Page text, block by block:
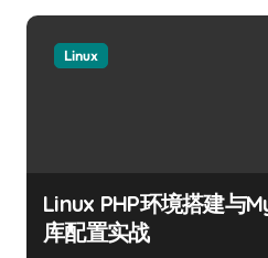
Linux
Linux PHP环境搭建与
库配置实战